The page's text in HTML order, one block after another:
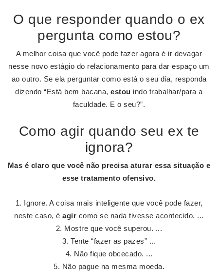
O que responder quando o ex
pergunta como estou?
A melhor coisa que você pode fazer agora é ir devagar
nesse novo estágio do relacionamento para dar espaço um
ao outro. Se ela perguntar como está o seu dia, responda
dizendo “Está bem bacana,estou indo trabalhar/para a
faculdade. E o seu?”.
Como agir quando seu ex te
ignora?
Mas é claro que você não precisa aturar essa situação e
esse tratamento ofensivo.
Ignore. A coisa mais inteligente que você pode fazer,
neste caso, éagir como se nada tivesse acontecido. ...
Mostre que você superou. ...
Tente “fazer as pazes” ...
Não fique obcecado. ...
Não pague na mesma moeda.